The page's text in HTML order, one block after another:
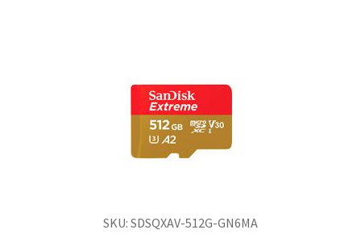
SKU: SDSQXAV-512G-GN6MA